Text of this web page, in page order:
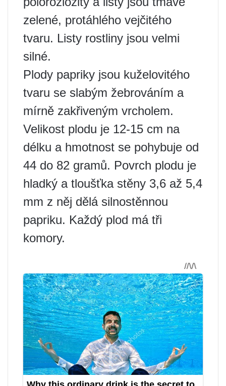
zelené, protáhlého vejčitého
tvaru. Listy rostliny jsou velmi
silné.
Plody papriky jsou kuželovitého
tvaru se slabým žebrováním a
mírně zakřiveným vrcholem.
Velikost plodu je 12-15 cm na
délku a hmotnost se pohybuje od
44 do 82 gramů. Povrch plodu je
hladký a tloušťka stěny 3,6 až 5,4
mm z něj dělá silnostěnnou
papriku. Každý plod má tři
komory.